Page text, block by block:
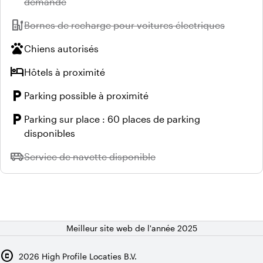
ev_stationIndisponible :
Bornes de recharge pour voitures électriques
petsChiens autorisés
hotelHôtels à proximité
local_parking Parking possible à proximité
local_parking Parking sur place : 60 places de parking
disponibles
airport_shuttleIndisponible :
Service de navette disponible
Meilleur site web de l'année 2025
copyright 2026 High Profile Locaties B.V.